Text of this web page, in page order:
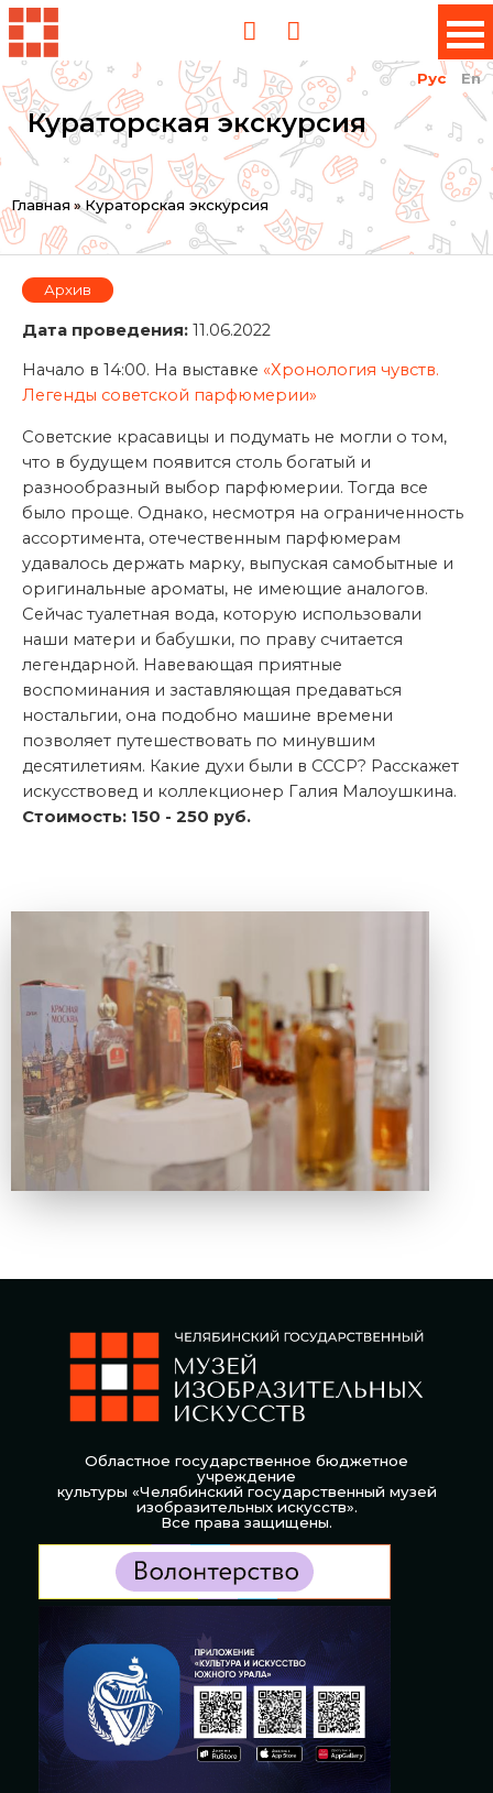
Рус En
Кураторская экскурсия
Вы
здесь
Главная » Кураторская экскурсия
Архив
Дата проведения: 11.06.2022
Начало в 14:00. На выставке «Хронология чувств.
Легенды советской парфюмерии»
Советские красавицы и подумать не могли о том,
что в будущем появится столь богатый и
разнообразный выбор парфюмерии. Тогда все
было проще. Однако, несмотря на ограниченность
ассортимента, отечественным парфюмерам
удавалось держать марку, выпуская самобытные и
оригинальные ароматы, не имеющие аналогов.
Сейчас туалетная вода, которую использовали
наши матери и бабушки, по праву считается
легендарной. Навевающая приятные
воспоминания и заставляющая предаваться
ностальгии, она подобно машине времени
позволяет путешествовать по минувшим
десятилетиям. Какие духи были в СССР? Расскажет
искусствовед и коллекционер Галия Малоушкина.
Стоимость: 150 - 250 руб.
Областное государственное бюджетное
учреждение
культуры «Челябинский государственный музей
изобразительных искусств».
Все права защищены.